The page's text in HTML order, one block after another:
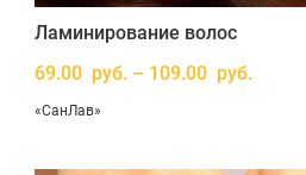
Ламинирование волос
69.00 руб. – 109.00 руб.
«СанЛав»